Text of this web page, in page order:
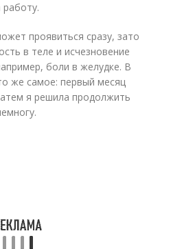
работу.
проявиться сразу, зато
в теле и исчезновение
боли в желудке. В
же самое: первый месяц
я решила продолжить